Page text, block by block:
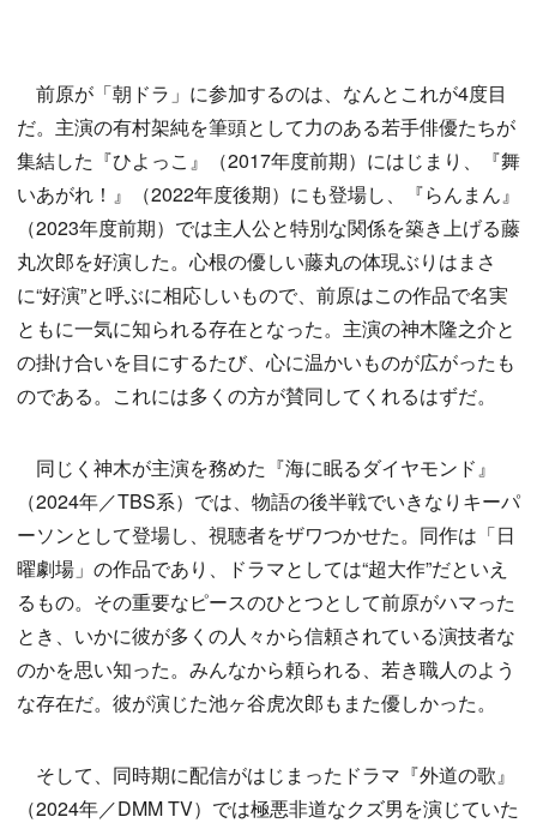
前原が「朝ドラ」に参加するのは、なんとこれが4度目
だ。主演の有村架純を筆頭として力のある若手俳優たちが
集結した『ひよっこ』（2017年度前期）にはじまり、『舞
いあがれ！』（2022年度後期）にも登場し、『らんまん』
（2023年度前期）では主人公と特別な関係を築き上げる藤
丸次郎を好演した。心根の優しい藤丸の体現ぶりはまさ
に“好演”と呼ぶに相応しいもので、前原はこの作品で名実
ともに一気に知られる存在となった。主演の神木隆之介と
の掛け合いを目にするたび、心に温かいものが広がったも
のである。これには多くの方が賛同してくれるはずだ。
同じく神木が主演を務めた『海に眠るダイヤモンド』
（2024年／TBS系）では、物語の後半戦でいきなりキーパ
ーソンとして登場し、視聴者をザワつかせた。同作は「日
曜劇場」の作品であり、ドラマとしては“超大作”だといえ
るもの。その重要なピースのひとつとして前原がハマった
とき、いかに彼が多くの人々から信頼されている演技者な
のかを思い知った。みんなから頼られる、若き職人のよう
な存在だ。彼が演じた池ヶ谷虎次郎もまた優しかった。
そして、同時期に配信がはじまったドラマ『外道の歌』
（2024年／DMM TV）では極悪非道なクズ男を演じていた